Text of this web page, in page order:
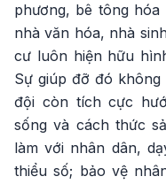
phương, bê tông
nhà văn hóa, nhà
cư luôn hiện hữu
Sự giúp đỡ đó
đội còn tích cực
sống và cách thức
làm với nhân dân,
thiểu số; bảo vệ